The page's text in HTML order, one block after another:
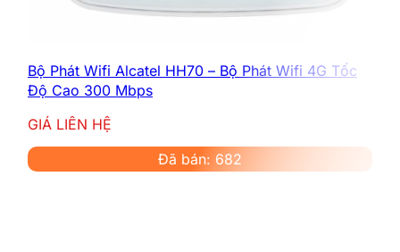
Bộ Phát Wifi Alcatel HH70 – Bộ Phát Wifi 4G Tốc
Độ Cao 300 Mbps
GIÁ LIÊN HỆ
Đã bán: 682